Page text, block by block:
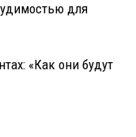
для
«Как они будут